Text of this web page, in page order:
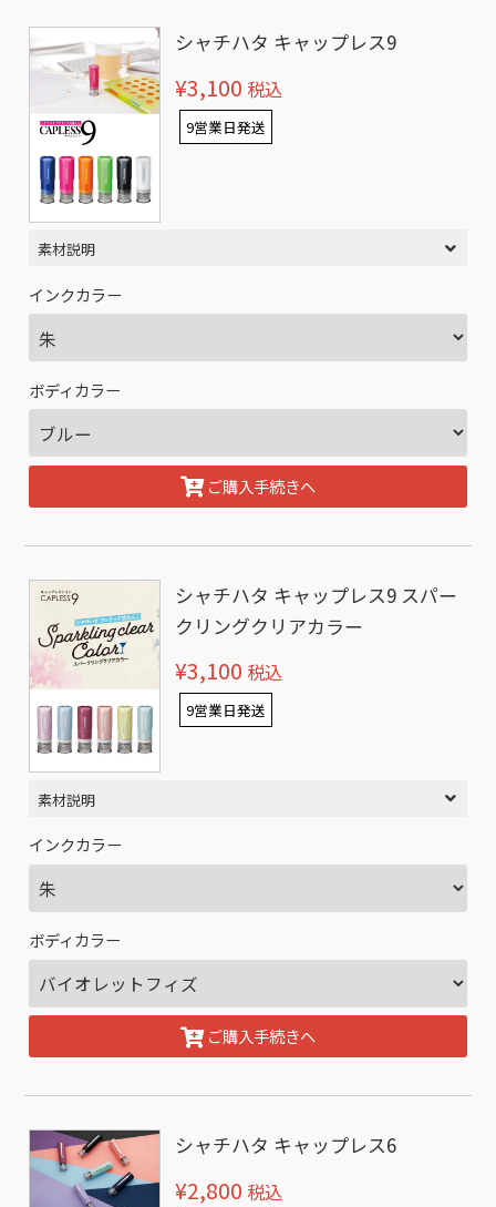
シャチハタ キャップレス9
¥3,100 税込
9営業日発送
素材説明
インクカラー
ボディカラー
ご購入手続きへ
シャチハタ キャップレス9 スパー
クリングクリアカラー
¥3,100 税込
9営業日発送
素材説明
インクカラー
ボディカラー
ご購入手続きへ
シャチハタ キャップレス6
¥2,800 税込